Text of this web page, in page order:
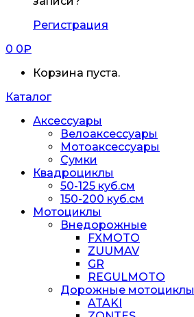
Регистрация
0 0₽
Корзина пуста.
Каталог
Аксессуары
Велоаксессуары
Мотоаксессуары
Сумки
Квадроциклы
50-125 куб.см
150-200 куб.см
Мотоциклы
Внедорожные
FXMOTO
ZUUMAV
GR
REGULMOTO
Дорожные мотоциклы
ATAKI